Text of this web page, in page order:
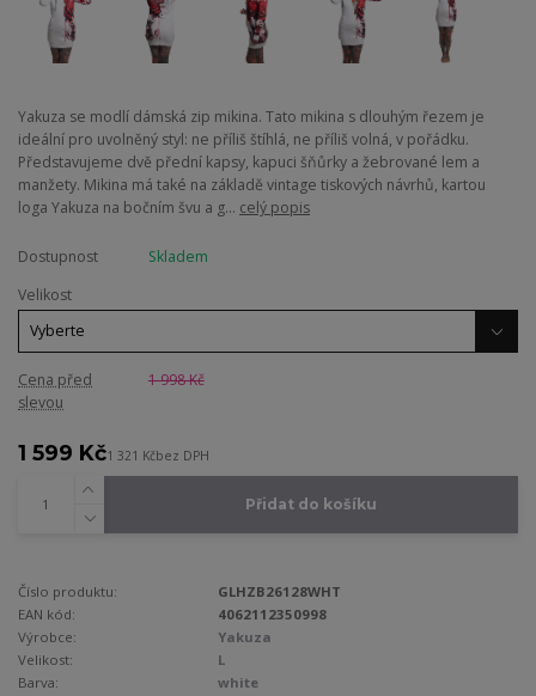
Yakuza se modlí dámská zip mikina. Tato mikina s dlouhým řezem je
ideální pro uvolněný styl: ne příliš štíhlá, ne příliš volná, v pořádku.
Představujeme dvě přední kapsy, kapuci šňůrky a žebrované lem a
manžety. Mikina má také na základě vintage tiskových návrhů, kartou
loga Yakuza na bočním švu a g... celý popis
Dostupnost
Skladem
Velikost
Cena před
slevou
1 998 Kč
1 599 Kč1 321 Kčbez DPH
Přidat do košíku
Číslo produktu:
GLHZB26128WHT
EAN kód:
4062112350998
Výrobce:
Yakuza
Velikost:
L
Barva:
white